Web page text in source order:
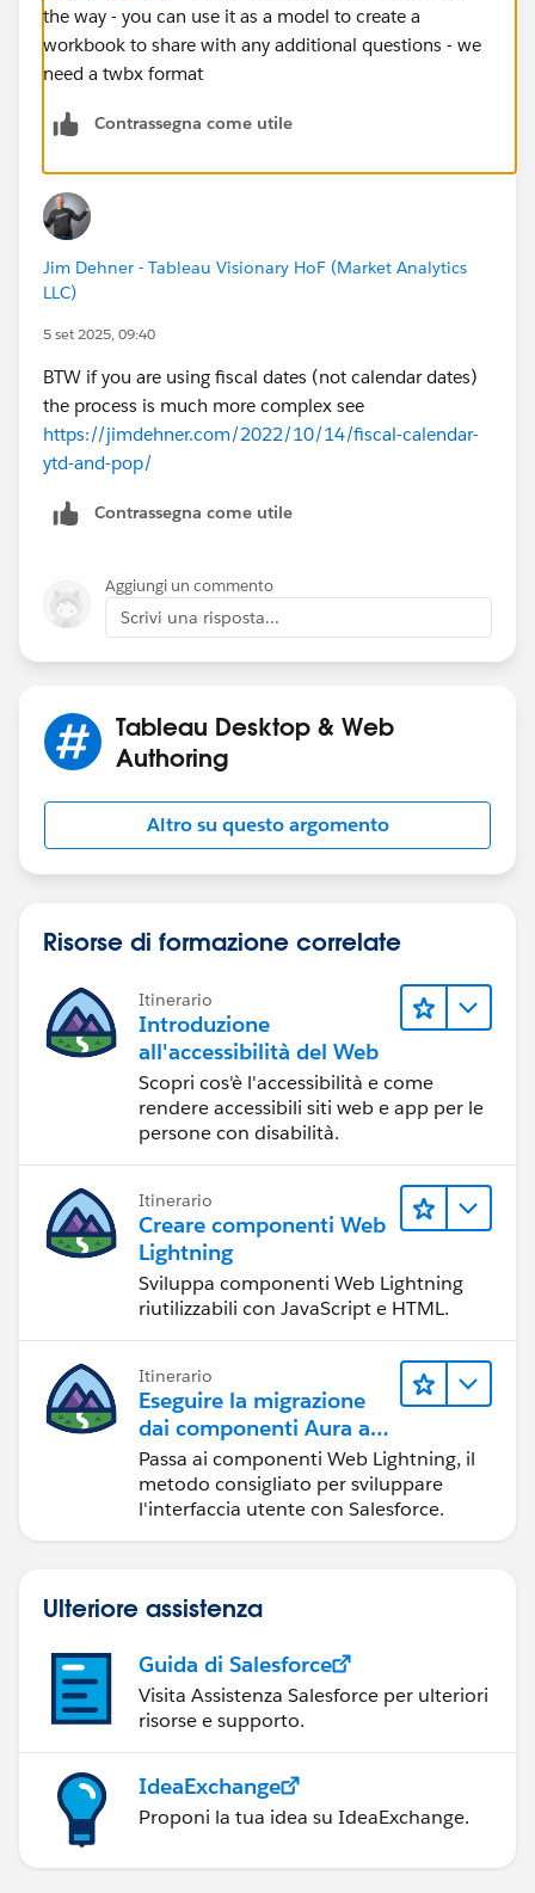
the way - you can use it as a model to create a
workbook to share with any additional questions - we
need a twbx format
Contrassegna come utile
Jim Dehner - Tableau Visionary HoF (Market Analytics
LLC)
5 set 2025, 09:40
BTW if you are using fiscal dates (not calendar dates)
the process is much more complex see
https://jimdehner.com/2022/10/14/fiscal-calendar-
ytd-and-pop/
Contrassegna come utile
Aggiungi un commento
Scrivi una risposta...
Tableau Desktop & Web
Authoring
Altro su questo argomento
Risorse di formazione correlate
Itinerario
Introduzione
all'accessibilità del Web
Scopri cos'è l'accessibilità e come
rendere accessibili siti web e app per le
persone con disabilità.
Itinerario
Creare componenti Web
Lightning
Sviluppa componenti Web Lightning
riutilizzabili con JavaScript e HTML.
Itinerario
Eseguire la migrazione
dai componenti Aura ai
componenti Web
Lightning
Passa ai componenti Web Lightning, il
metodo consigliato per sviluppare
l'interfaccia utente con Salesforce.
Ulteriore assistenza
Guida di Salesforce
Visita Assistenza Salesforce per ulteriori
risorse e supporto.
IdeaExchange
Proponi la tua idea su IdeaExchange.